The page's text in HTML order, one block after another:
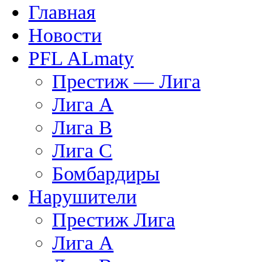
Главная
Новости
PFL ALmaty
Престиж — Лига
Лига А
Лига В
Лига С
Бомбардиры
Нарушители
Престиж Лига
Лига А